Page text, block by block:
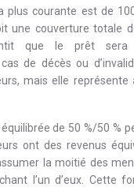
plus courante est de
une couverture totale
que le prêt sera
de décès ou
mais elle représente
de 50 %/50 %
ont des revenus
la moitié des
l’un d’eux. Cette